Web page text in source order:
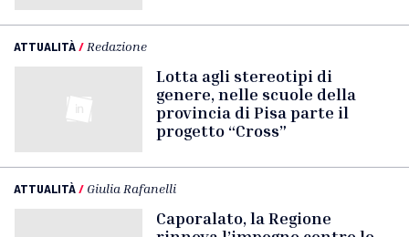
ATTUALITÀ/ Redazione
Lotta agli stereotipi di
genere, nelle scuole della
provincia di Pisa parte il
progetto “Cross”
ATTUALITÀ/ Giulia Rafanelli
Caporalato, la Regione